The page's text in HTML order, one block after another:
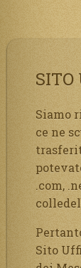
SITO
Siamo
ce ne
.com,
Sito